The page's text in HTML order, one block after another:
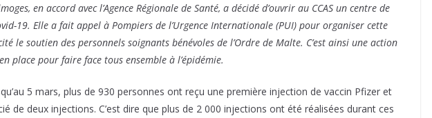
en accord avec l’Agence Régionale de Santé, a décidé d’ouvrir au CCAS un centre de
19. Elle a fait appel à Pompiers de l’Urgence Internationale (PUI) pour organiser cette
le soutien des personnels soignants bénévoles de l’Ordre de Malte. C’est ainsi une action
place pour faire face tous ensemble à l’épidémie.
5 mars, plus de 930 personnes ont reçu une première injection de vaccin Pfizer et
de deux injections. C’est dire que plus de 2 000 injections ont été réalisées durant ces